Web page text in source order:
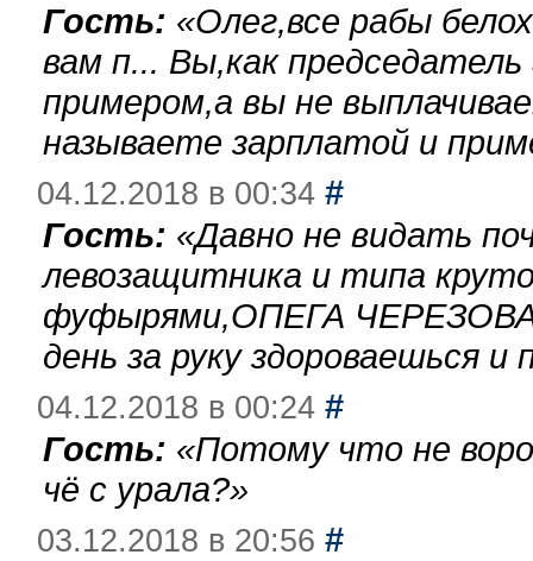
Гость: «Олег,все рабы
вам п... Вы,как
примером,а вы не
называете зарплатой и
04.12.2018 в 00:34 #
Гость: «Давно не видать
левозащитника и типа
фуфырями,ОПЕГА
день за руку здороваешься
04.12.2018 в 00:24 #
Гость: «Потому что не
чё с урала?»
03.12.2018 в 20:56 #